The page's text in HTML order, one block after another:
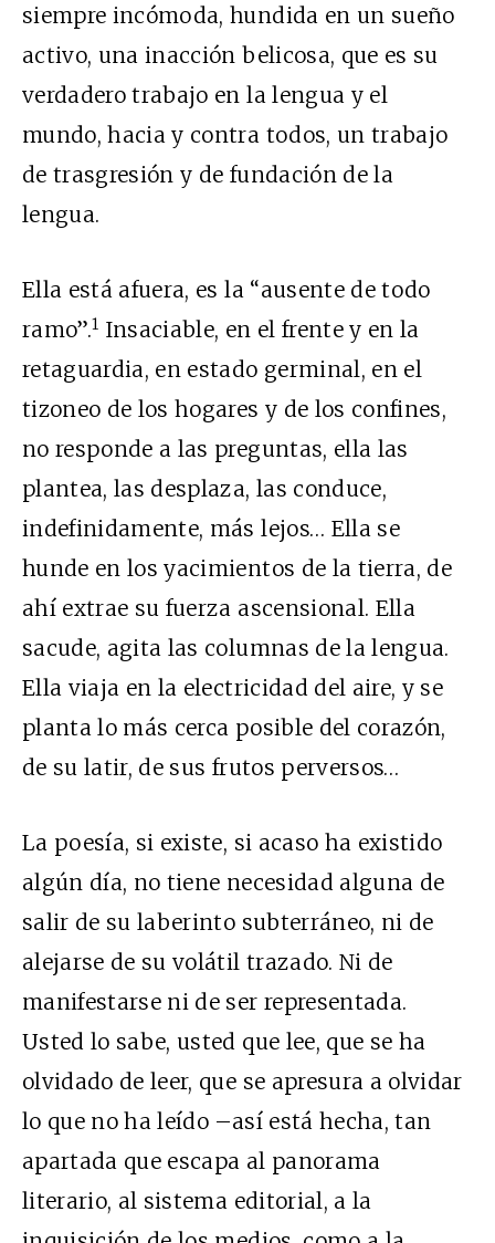
siempre incómoda, hundida en un sueño
activo, una inacción belicosa, que es su
verdadero trabajo en la lengua y el
mundo, hacia y contra todos, un trabajo
de trasgresión y de fundación de la
lengua.
Ella está afuera, es la “ausente de todo
ramo”.1 Insaciable, en el frente y en la
retaguardia, en estado germinal, en el
tizoneo de los hogares y de los confines,
no responde a las preguntas, ella las
plantea, las desplaza, las conduce,
indefinidamente, más lejos… Ella se
hunde en los yacimientos de la tierra, de
ahí extrae su fuerza ascensional. Ella
sacude, agita las columnas de la lengua.
Ella viaja en la electricidad del aire, y se
planta lo más cerca posible del corazón,
de su latir, de sus frutos perversos…
La poesía, si existe, si acaso ha existido
algún día, no tiene necesidad alguna de
salir de su laberinto subterráneo, ni de
alejarse de su volátil trazado. Ni de
manifestarse ni de ser representada.
Usted lo sabe, usted que lee, que se ha
olvidado de leer, que se apresura a olvidar
lo que no ha leído –así está hecha, tan
apartada que escapa al panorama
literario, al sistema editorial, a la